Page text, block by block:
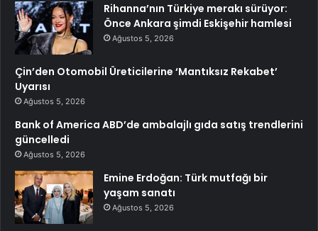
Rihanna’nın Türkiye merakı sürüyor:
Önce Ankara şimdi Eskişehir hamlesi
Ağustos 5, 2026
Çin’den Otomobil Üreticilerine ‘Mantıksız Rekabet’
Uyarısı
Ağustos 5, 2026
Bank of America ABD’de ambalajlı gıda satış trendlerini
güncelledi
Ağustos 5, 2026
Emine Erdoğan: Türk mutfağı bir
yaşam sanatı
Ağustos 5, 2026